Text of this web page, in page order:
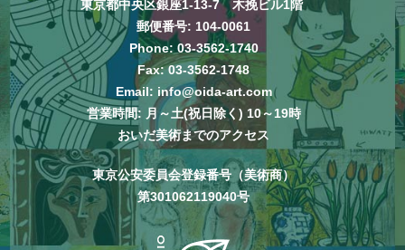
東京都中央区銀座1-13-7木挽ビル1階
郵便番号: 104-0061
Phone: 03-3562-1740
Fax: 03-3562-1748
Email: info@oida-art.com
営業時間: 月～土(祝日除く) 10～19時
おいだ美術までのアクセス
東京公安委員会登録番号（美術商）
第301062119040号